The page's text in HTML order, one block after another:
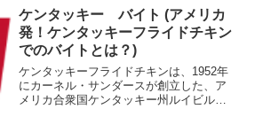
のチェーン店なんですよね！そんなジョ
ナサンですが、ファミレス...
ケンタッキー バイト (アメリカ
発！ケンタッキーフライドチキン
でのバイトとは？)
ケンタッキーフライドチキンは、1952年
にカーネル・サンダースが創立した、ア
メリカ合衆国ケンタッキー州ルイビルに